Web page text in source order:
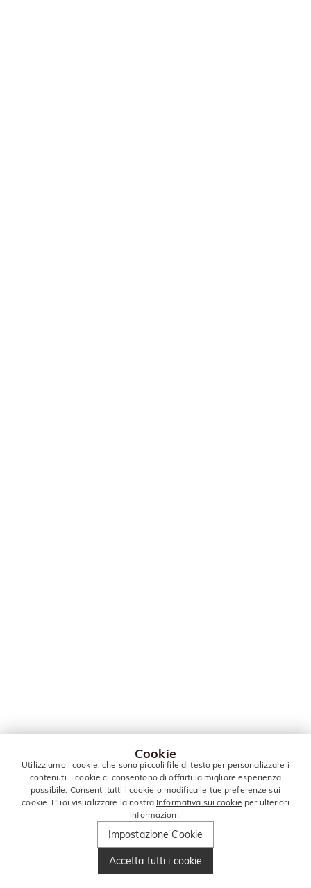
Cookie
Utilizziamo i cookie, che sono piccoli file di testo per personalizzare i
contenuti. I cookie ci consentono di offrirti la migliore esperienza
possibile. Consenti tutti i cookie o modifica le tue preferenze sui
cookie. Puoi visualizzare la nostra Informativa sui cookie per ulteriori
informazioni.
Impostazione Cookie
Accetta tutti i cookie